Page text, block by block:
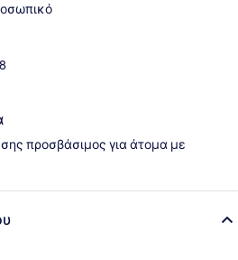
προσβάσιμος για άτομα με